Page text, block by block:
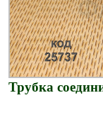
Трубка